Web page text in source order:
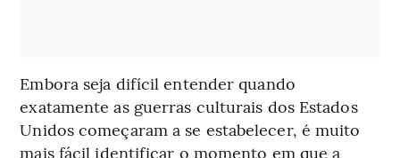
Embora seja difícil entender quando
exatamente as guerras culturais dos Estados
Unidos começaram a se estabelecer, é muito
mais fácil identificar o momento em que a